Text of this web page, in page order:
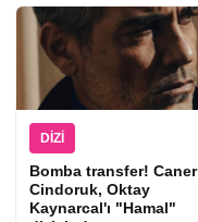
DIZI
Bomba transfer! Caner
Cindoruk, Oktay
Kaynarcal'ı "Hamal"